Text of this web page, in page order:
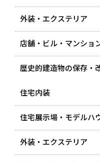
外装・エクステリア
店舗・ビル・マンショ
歴史的建造物の保存・
住宅内装
住宅展示場・モデルハ
外装・エクステリア